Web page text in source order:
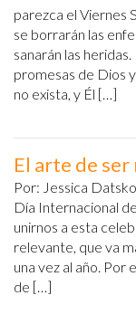
parezca el Viernes
se borrarán las
sanarán las
promesas de Dios
no exista, y Él […]
El arte de
Por: Jessica
Día Internacional
unirnos a esta
relevante, que va
una vez al año. Por
de […]